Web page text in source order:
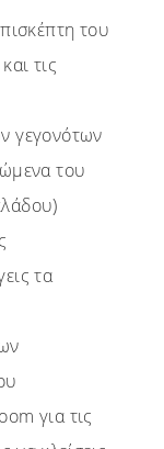
του
τις
γεγονότων
του
τα
για τις